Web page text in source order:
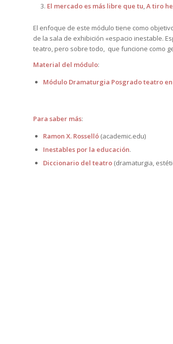
El mercado es más libre que tu,A tiro
El enfoque de este módulo tiene como
de la sala de exhibición «espacio inestable.
teatro, pero sobre todo, que funcione como
Material del módulo:
Módulo Dramaturgia Posgrado teatro en
Para saber más:
Ramon X. Rosselló (academic.edu)
Inestables por la educación.
Diccionario del teatro (dramaturgia,